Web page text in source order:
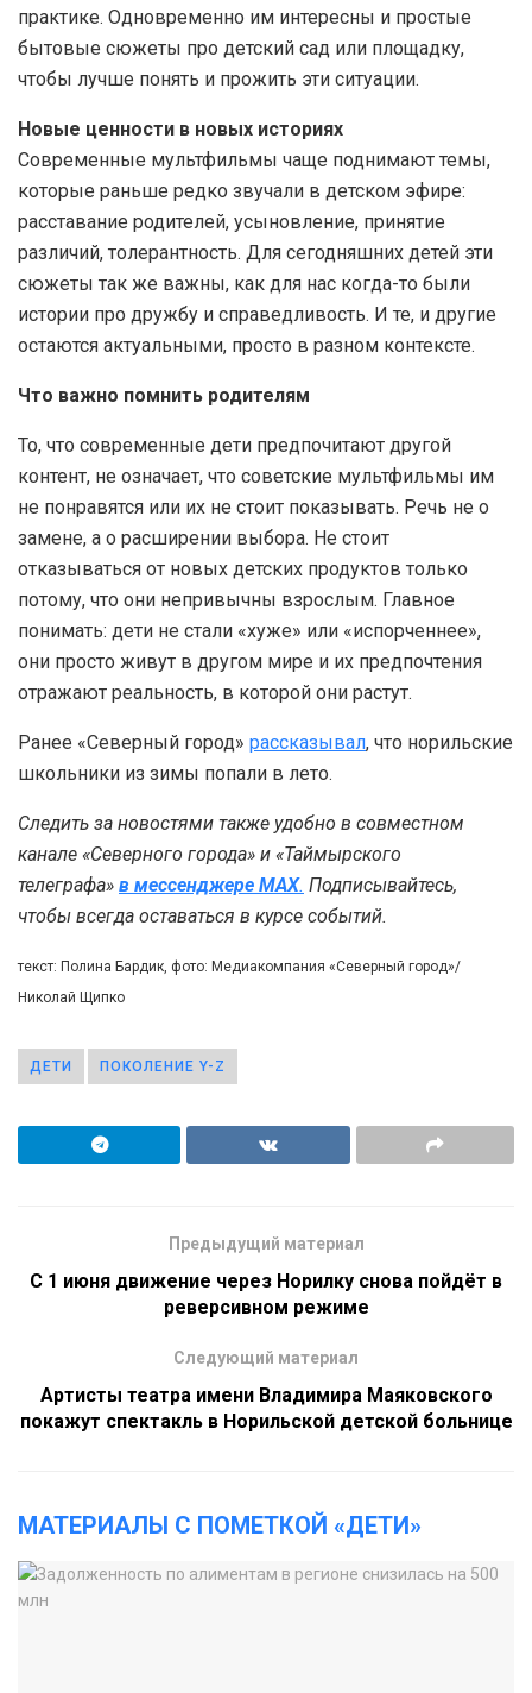
практике. Одновременно им интересны и простые
бытовые сюжеты про детский сад или площадку,
чтобы лучше понять и прожить эти ситуации.
Новые ценности в новых историях
Современные мультфильмы чаще поднимают темы,
которые раньше редко звучали в детском эфире:
расставание родителей, усыновление, принятие
различий, толерантность. Для сегодняшних детей эти
сюжеты так же важны, как для нас когда-то были
истории про дружбу и справедливость. И те, и другие
остаются актуальными, просто в разном контексте.
Что важно помнить родителям
То, что современные дети предпочитают другой
контент, не означает, что советские мультфильмы им
не понравятся или их не стоит показывать. Речь не о
замене, а о расширении выбора. Не стоит
отказываться от новых детских продуктов только
потому, что они непривычны взрослым. Главное
понимать: дети не стали «хуже» или «испорченнее»,
они просто живут в другом мире и их предпочтения
отражают реальность, в которой они растут.
Ранее «Северный город» рассказывал, что норильские
школьники из зимы попали в лето.
Следить за новостями также удобно в совместном
канале «Северного города» и «Таймырского
телеграфа» в мессенджере MAX. Подписывайтесь,
чтобы всегда оставаться в курсе событий.
текст: Полина Бардик, фото: Медиакомпания «Северный город»/
Николай Щипко
ДЕТИ ПОКОЛЕНИЕ Y-Z
Предыдущий материал
С 1 июня движение через Норилку снова пойдёт в
реверсивном режиме
Следующий материал
Артисты театра имени Владимира Маяковского
покажут спектакль в Норильской детской больнице
МАТЕРИАЛЫ С ПОМЕТКОЙ «ДЕТИ»